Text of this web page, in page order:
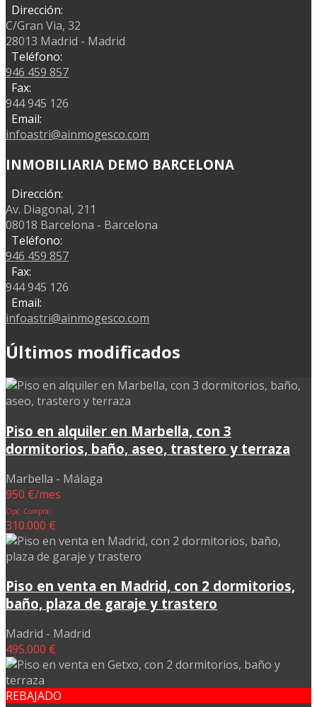
Dirección:
C/Gran Via, 32
28013 Madrid - Madrid
Teléfono:
946 459 857
Fax:
944 945 126
Email:
infoastri@ainmogesco.com
INMOBILIARIA DEMO BARCELONA
Dirección:
Av. Diagonal, 211
08018 Barcelona - Barcelona
Teléfono:
946 459 857
Fax:
944 945 126
Email:
infoastri@ainmogesco.com
Últimos modificados
Piso en alquiler en Marbella, con 3
dormitorios, baño, aseo, trastero y terraza
Marbella - Málaga
950 €/mes
Opc. Compra:
310.000 €
Piso en venta en Madrid, con 2 dormitorios,
baño, plaza de garaje y trastero
Madrid - Madrid
495.000 €
REBAJADO